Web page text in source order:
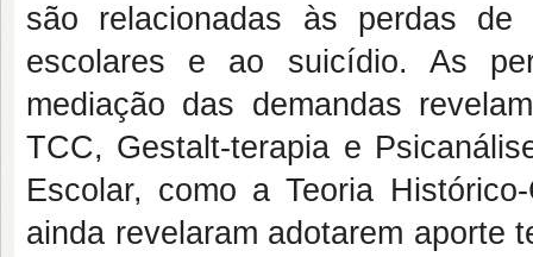
são relacionadas às perdas
escolares e ao suicídio. As
mediação das demandas
TCC, Gestalt-terapia e
Escolar, como a Teoria
ainda revelaram adotarem aporte